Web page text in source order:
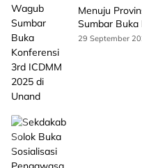
Menuju
Sumbar Buka
Unand
29 September